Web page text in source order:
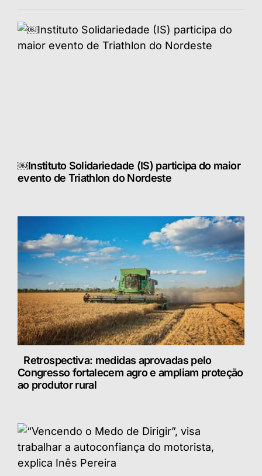
￼Instituto Solidariedade (IS) participa do maior
evento de Triathlon do Nordeste
Retrospectiva: medidas aprovadas pelo
Congresso fortalecem agro e ampliam proteção
ao produtor rural